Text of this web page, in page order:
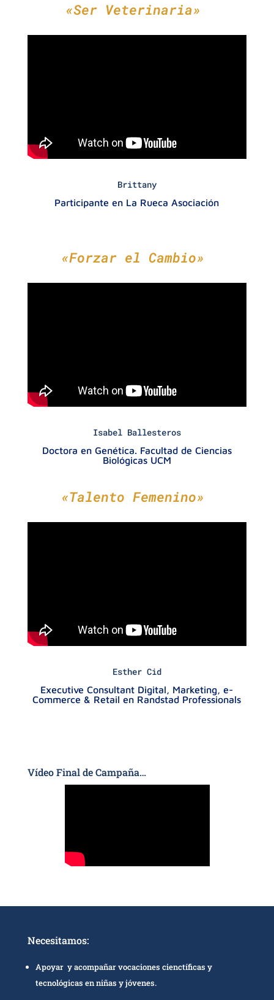
«Ser Veterinaria»
Brittany
Participante en La Rueca Asociación
«Forzar el Cambio»
Isabel Ballesteros
Doctora en Genética. Facultad de Ciencias
Biológicas UCM
«Talento Femenino»
Esther Cid
Executive Consultant Digital, Marketing, e-
Commerce & Retail en Randstad Professionals
Vídeo Final de Campaña…
Necesitamos:
Apoyar y acompañar vocaciones cienctíficas y
tecnológicas en niñas y jóvenes.